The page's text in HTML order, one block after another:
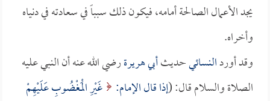
يجد الأعمال الصالحة أمامه، فيكون ذلك سبباً في سعادته في دنياه
وأخراه.
وقد أوردالنسائيحديثأبي هريرةرضي الله عنه أن النبي عليه
الصلاة والسلام قال: (إذا قال الإمام: غَيْرِ الْمَغْضُوبِ عَلَيْهِمْ